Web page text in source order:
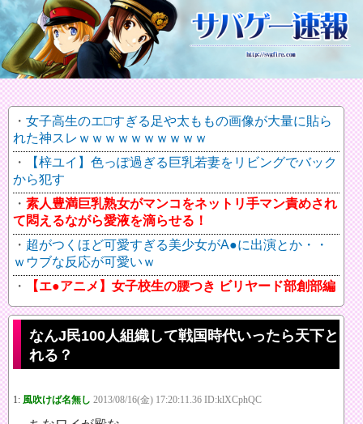
女子高生のエ□すぎる足や太ももの画像が大量に貼ら
れた神スレｗｗｗｗｗｗｗｗｗｗ
【梓ユイ】色っぽ過ぎる巨乳若妻をリビングでバック
から犯す
素人豊満巨乳熟女がマンコをネットリ手マン責めされ
て悶えるながら愛液を滴らせる！
超がつくほど可愛すぎる美少女がA●に出演とか・・
ｗウブな反応が可愛いｗ
【エ●アニメ】女子校生の腰つき ビリヤード部創部編
なんJ民100人組織して戦国時代いったら天下と
れる？
1: 風吹けば名無し 2013/08/16(金) 17:20:11.36 ID:klXCphQC